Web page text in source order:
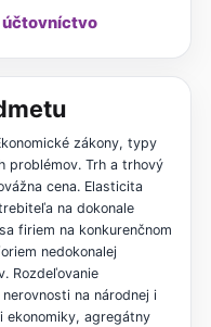
účtovníctvo
zákony, typy
problémov. Trh a trhový
cena. Elasticita
na dokonale
firiem na konkurenčnom
nedokonalej
Rozdeľovanie
na národnej i
ekonomiky, agregátny